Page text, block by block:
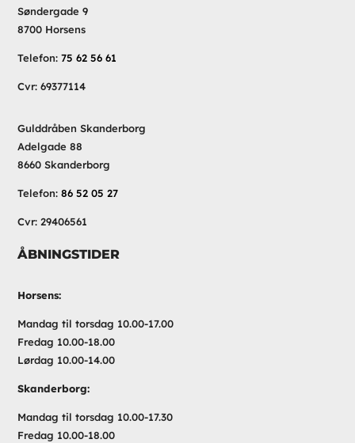
Søndergade 9
8700 Horsens
Telefon:75 62 56 61
Cvr: 69377114
Gulddråben Skanderborg
Adelgade 88
8660 Skanderborg
Telefon:86 52 05 27
Cvr: 29406561
ÅBNINGSTIDER
Horsens:
Mandag til torsdag 10.00-17.00
Fredag 10.00-18.00
Lørdag 10.00-14.00
Skanderborg:
Mandag til torsdag 10.00-17.30
Fredag 10.00-18.00